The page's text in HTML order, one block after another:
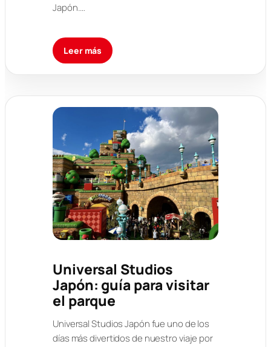
Japón.…
Leer más
Universal Studios
Japón: guía para visitar
el parque
Universal Studios Japón fue uno de los
días más divertidos de nuestro viaje por